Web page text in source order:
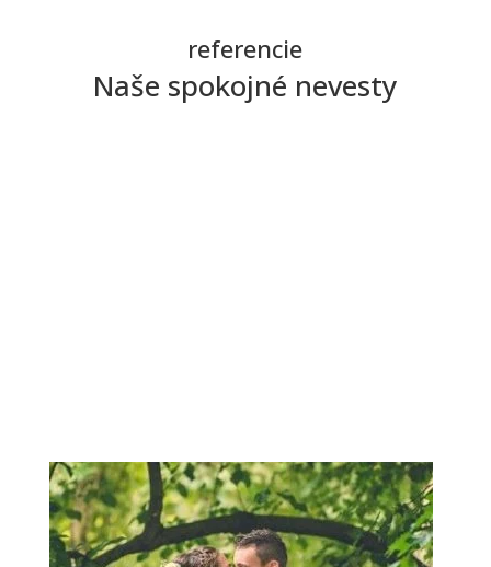
referencie
Naše spokojné nevesty